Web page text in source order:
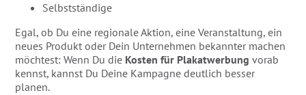
Selbstständige
Egal, ob Du eine regionale Aktion, eine Veranstaltung, ein
neues Produkt oder Dein Unternehmen bekannter machen
möchtest: Wenn Du die Kosten für Plakatwerbung vorab
kennst, kannst Du Deine Kampagne deutlich besser
planen.